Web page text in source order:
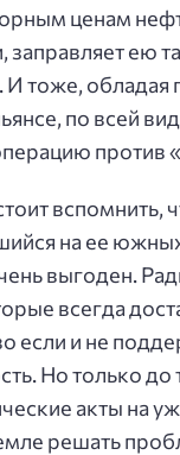
ценам
заправляет ею
тоже, обладая
по всей
против
вспомнить,
на ее
выгоден.
всегда
если и не
Но только
акты на
решать